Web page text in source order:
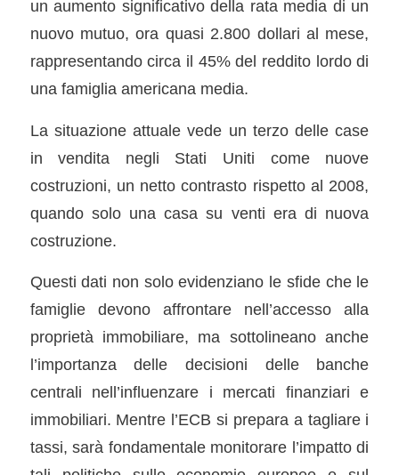
un aumento significativo della rata media di un
nuovo mutuo, ora quasi 2.800 dollari al mese,
rappresentando circa il 45% del reddito lordo di
una famiglia americana media.
La situazione attuale vede un terzo delle case
in vendita negli Stati Uniti come nuove
costruzioni, un netto contrasto rispetto al 2008,
quando solo una casa su venti era di nuova
costruzione.
Questi dati non solo evidenziano le sfide che le
famiglie devono affrontare nell’accesso alla
proprietà immobiliare, ma sottolineano anche
l’importanza delle decisioni delle banche
centrali nell’influenzare i mercati finanziari e
immobiliari. Mentre l’ECB si prepara a tagliare i
tassi, sarà fondamentale monitorare l’impatto di